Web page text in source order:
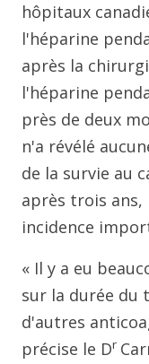
hôpitaux
l'héparine
après la
l'héparine
près de deux
n'a révélé
de la survie au
après trois
incidence
« Il y a eu
sur la durée du
d'autres
précise le Dr